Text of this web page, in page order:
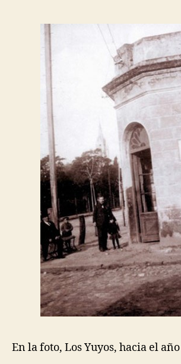
En la foto, Los Yuyos, hacia el